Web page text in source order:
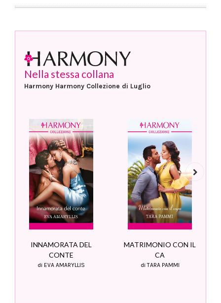
Nella stessa collana
Harmony Harmony Collezione di Luglio
INNAMORATA DEL
CONTE
di EVA AMARYLLIS
MATRIMONIO CON IL
CA
di TARA PAMMI
Next